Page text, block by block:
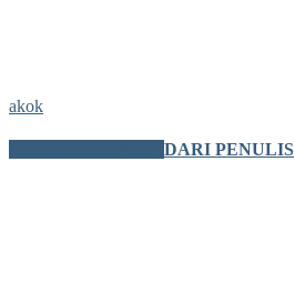
akok
DARI PENULIS